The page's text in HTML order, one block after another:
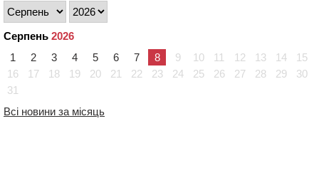
Серпень 2026
1
2 3 4 5 6 7 8 9 10 11 12 13 14
15
16
17 18 19 20 21 22 23 24 25 26 27 28 29
30
31
Всі новини за місяць